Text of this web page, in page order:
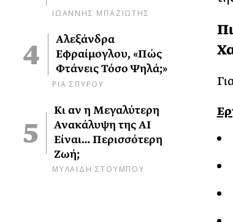
ΙΩΑΝΝΗΣ ΜΠΑΖΙΩΤΗΣ
Αλεξάνδρα
Εφραίμογλου, «Πώς
Φτάνεις Τόσο Ψηλά;»
ΡΙΑ ΣΠΥΡΟΥ
Κι αν η Μεγαλύτερη
Ανακάλυψη της AI
Είναι… Περισσότερη
Ζωή;
ΜΥΛΑΙΔΗ ΣΤΟΥΜΠΟΥ